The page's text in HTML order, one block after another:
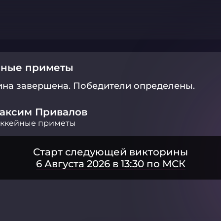
приметы
завершена. Победители определены.
Привалов
приметы
Старт следующей викторины
6 Августа 2026 в 13:30 по МСК